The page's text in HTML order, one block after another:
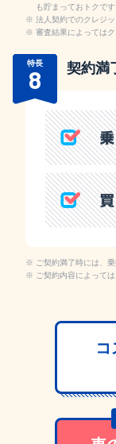
も貯まっておトクです
法人契約でのクレジ
審査結果によっては
特長
8 契約満
ご契約満了時には、
ご契約内容によって